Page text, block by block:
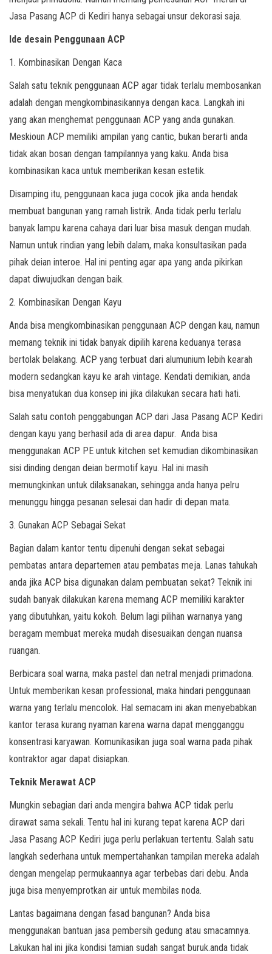
Jasa Pasang ACP di Kediri hanya sebagai unsur dekorasi saja.
Ide desain Penggunaan ACP
1. Kombinasikan Dengan Kaca
Salah satu teknik penggunaan ACP agar tidak terlalu membosankan
adalah dengan mengkombinasikannya dengan kaca. Langkah ini
yang akan menghemat penggunaan ACP yang anda gunakan.
Meskioun ACP memiliki ampilan yang cantic, bukan berarti anda
tidak akan bosan dengan tampilannya yang kaku. Anda bisa
kombinasikan kaca untuk memberikan kesan estetik.
Disamping itu, penggunaan kaca juga cocok jika anda hendak
membuat bangunan yang ramah listrik. Anda tidak perlu terlalu
banyak lampu karena cahaya dari luar bisa masuk dengan mudah.
Namun untuk rindian yang lebih dalam, maka konsultasikan pada
pihak deian interoe. Hal ini penting agar apa yang anda pikirkan
dapat diwujudkan dengan baik.
2. Kombinasikan Dengan Kayu
Anda bisa mengkombinasikan penggunaan ACP dengan kau, namun
memang teknik ini tidak banyak dipilih karena keduanya terasa
bertolak belakang. ACP yang terbuat dari alumunium lebih kearah
modern sedangkan kayu ke arah vintage. Kendati demikian, anda
bisa menyatukan dua konsep ini jika dilakukan secara hati hati.
Salah satu contoh penggabungan ACP dari Jasa Pasang ACP Kediri
dengan kayu yang berhasil ada di area dapur. Anda bisa
menggunakan ACP PE untuk kitchen set kemudian dikombinasikan
sisi dinding dengan deian bermotif kayu. Hal ini masih
memungkinkan untuk dilaksanakan, sehingga anda hanya pelru
menunggu hingga pesanan selesai dan hadir di depan mata.
3. Gunakan ACP Sebagai Sekat
Bagian dalam kantor tentu dipenuhi dengan sekat sebagai
pembatas antara departemen atau pembatas meja. Lanas tahukah
anda jika ACP bisa digunakan dalam pembuatan sekat? Teknik ini
sudah banyak dilakukan karena memang ACP memiliki karakter
yang dibutuhkan, yaitu kokoh. Belum lagi pilihan warnanya yang
beragam membuat mereka mudah disesuaikan dengan nuansa
ruangan.
Berbicara soal warna, maka pastel dan netral menjadi primadona.
Untuk memberikan kesan professional, maka hindari penggunaan
warna yang terlalu mencolok. Hal semacam ini akan menyebabkan
kantor terasa kurang nyaman karena warna dapat mengganggu
konsentrasi karyawan. Komunikasikan juga soal warna pada pihak
kontraktor agar dapat disiapkan.
Teknik Merawat ACP
Mungkin sebagian dari anda mengira bahwa ACP tidak perlu
dirawat sama sekali. Tentu hal ini kurang tepat karena ACP dari
Jasa Pasang ACP Kediri juga perlu perlakuan tertentu. Salah satu
langkah sederhana untuk mempertahankan tampilan mereka adalah
dengan mengelap permukaannya agar terbebas dari debu. Anda
juga bisa menyemprotkan air untuk membilas noda.
Lantas bagaimana dengan fasad bangunan? Anda bisa
menggunakan bantuan jasa pembersih gedung atau smacamnya.
Lakukan hal ini jika kondisi tamian sudah sangat buruk.anda tidak